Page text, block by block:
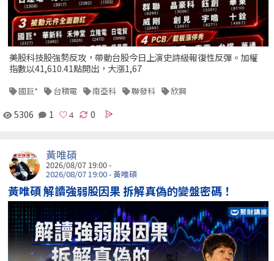
美股科技股強勢反攻，帶動台股今日上演史詩級報復性反彈。加權
指數以41,610.41點開出，大漲1,67
國巨* 台積電 南亞科 聯發科 欣興
5306 1 0
黃唯碩
2026/08/07 19:00 -
2026/08/07 19:00 - 黃唯碩
黃唯碩 解讀強弱股因果 拆解真偽的變盤密碼！